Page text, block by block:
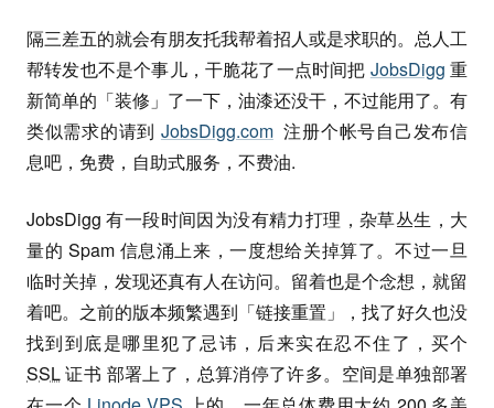
隔三差五的就会有朋友托我帮着招人或是求职的。总人工
帮转发也不是个事儿，干脆花了一点时间把 JobsDigg 重
新简单的「装修」了一下，油漆还没干，不过能用了。有
类似需求的请到 JobsDigg.com注册个帐号自己发布信
息吧，免费，自助式服务，不费油.
JobsDigg 有一段时间因为没有精力打理，杂草丛生，大
量的 Spam 信息涌上来，一度想给关掉算了。不过一旦
临时关掉，发现还真有人在访问。留着也是个念想，就留
着吧。之前的版本频繁遇到「链接重置」，找了好久也没
找到到底是哪里犯了忌讳，后来实在忍不住了，买个
SSL证书 部署上了，总算消停了许多。空间是单独部署